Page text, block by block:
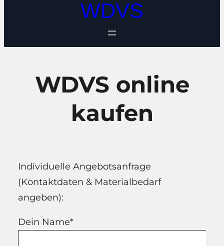
WDVS
WDVS online
kaufen
Individuelle Angebotsanfrage
(Kontaktdaten & Materialbedarf
angeben):
Dein Name*